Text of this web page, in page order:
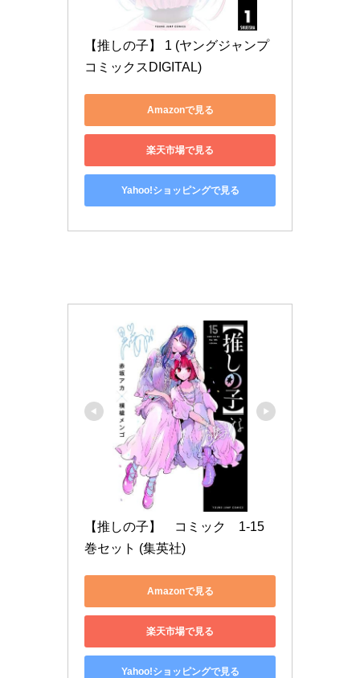
【推しの子】 1 (ヤングジャンプ
コミックスDIGITAL)
Amazonで見る
楽天市場で見る
Yahoo!ショッピングで見る
【推しの子】　コミック　1-15
巻セット (集英社)
Amazonで見る
楽天市場で見る
Yahoo!ショッピングで見る